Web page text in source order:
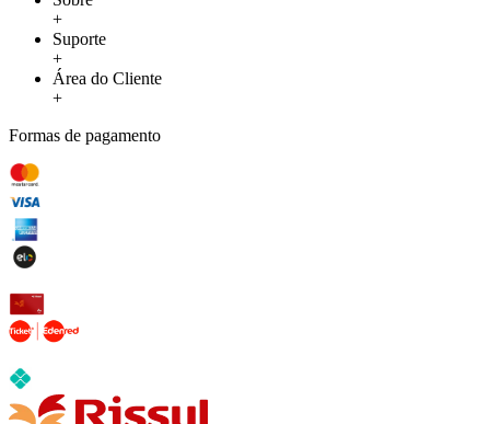
+
Suporte
+
Área do Cliente
+
Formas de pagamento